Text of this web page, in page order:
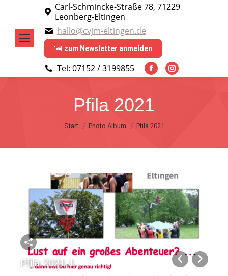
Carl-Schmincke-Straße 78, 71229
Leonberg-Eltingen
hallo@cvjm-eltingen.de
zum Newsletter anmelden
Tel: 07152 / 3199855
Facebook
opens
in
new
Instagram
Pfila 2021
Sie befinden sich hier:
Start Photo Album Pfila 2021
Pfila 2021-1